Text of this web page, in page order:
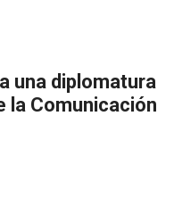
una diplomatura
la Comunicación